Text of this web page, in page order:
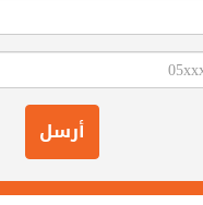
أرسل